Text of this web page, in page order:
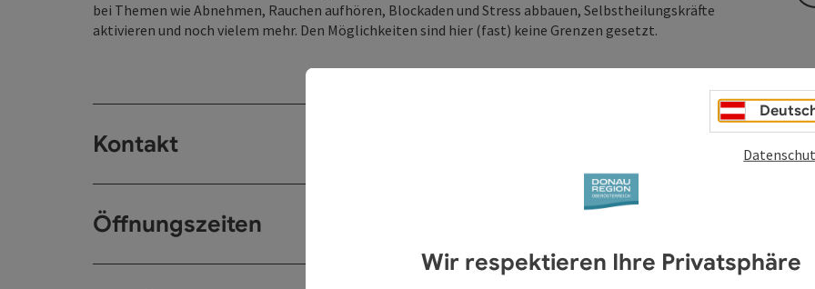
bei Themen wie Abnehmen, Rauchen aufhören, Blockaden und Stress abbauen, Selbstheilungskräfte
aktivieren und noch vielem mehr. Den Möglichkeiten sind hier (fast) keine Grenzen gesetzt.
Kontakt
Öffnungszeiten
Wir respektieren Ihre Privatsphäre